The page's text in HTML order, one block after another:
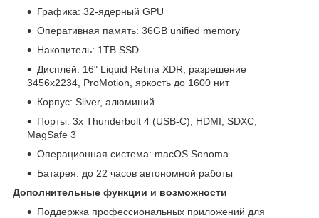
Графика: 32‑ядерный GPU
Оперативная память: 36GB unified memory
Накопитель: 1TB SSD
Дисплей: 16" Liquid Retina XDR, разрешение
3456x2234, ProMotion, яркость до 1600 нит
Корпус: Silver, алюминий
Порты: 3x Thunderbolt 4 (USB‑C), HDMI, SDXC,
MagSafe 3
Операционная система: macOS Sonoma
Батарея: до 22 часов автономной работы
Дополнительные функции и возможности
Поддержка профессиональных приложений для